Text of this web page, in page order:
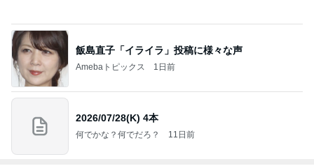
2026/07/28(K) 4本
何でかな？何でだろ？ 11日前
ジャンルランキング
ラジコン・プラモデル 3,793人参加中